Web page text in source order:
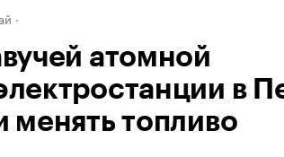
атомной
в
менять топливо